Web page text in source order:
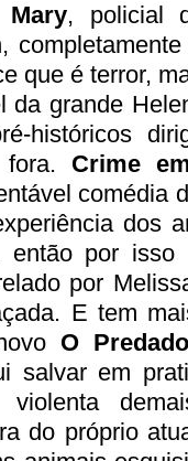
Mary, policial
que é terror,
da grande
históricos
fora. Crime
comédia
dos
por isso
por
E tem
O
salvar em
violenta
do próprio